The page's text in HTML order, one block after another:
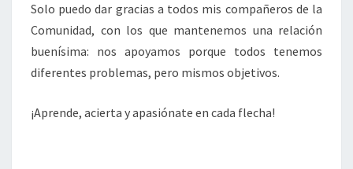
Solo puedo dar gracias a todos mis compañeros de la
Comunidad, con los que mantenemos una relación
buenísima: nos apoyamos porque todos tenemos
diferentes problemas, pero mismos objetivos.
¡Aprende, acierta y apasiónate en cada flecha!